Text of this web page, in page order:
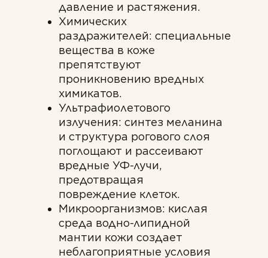
давление и растяжения.
Химических
раздражителей: специальные
вещества в коже
препятствуют
проникновению вредных
химикатов.
Ультрафиолетового
излучения: синтез меланина
и структура рогового слоя
поглощают и рассеивают
вредные УФ-лучи,
предотвращая
повреждение клеток.
Микроорганизмов: кислая
среда водно-липидной
мантии кожи создает
неблагоприятные условия